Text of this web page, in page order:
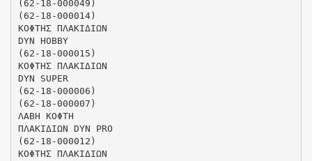
(62-18-000049)
(62-18-000014)
ΚΟΦΤΗΣ ΠΛΑΚΙΔΙΩΝ
DYN HOBBY
(62-18-000015)
ΚΟΦΤΗΣ ΠΛΑΚΙΔΙΩΝ
DYN SUPER
(62-18-000006)
(62-18-000007)
ΛΑΒΗ ΚΟΦΤΗ
ΠΛΑΚΙΔΙΩΝ DYN PRO
(62-18-000012)
ΚΟΦΤΗΣ ΠΛΑΚΙΔΙΩΝ